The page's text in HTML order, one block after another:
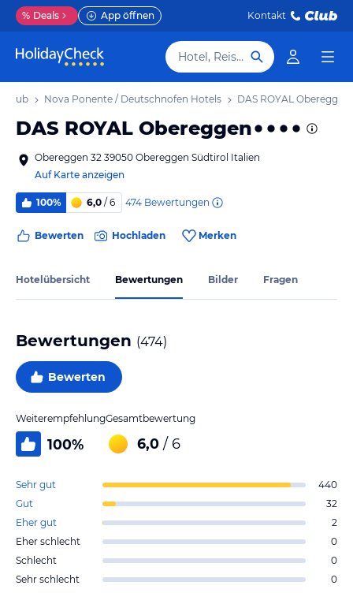
% Deals App öffnen Kontakt
Hotel, Reiseziel
Nova Ponente / Deutschnofen Hotels DAS ROYAL Obereggen
DAS ROYAL Obereggen
Obereggen 32 39050 Obereggen Südtirol Italien
Auf Karte anzeigen
100% 6,0 / 6 474 Bewertungen
Bewerten Hochladen Merken
Hotelübersicht Bewertungen Bilder Fragen
Bewertungen (474)
Bewerten
Weiterempfehlung
100%
Gesamtbewertung
6,0 / 6
Sehr gut
440
Gut
32
Eher gut
2
Eher schlecht
0
Schlecht
0
Sehr schlecht
0